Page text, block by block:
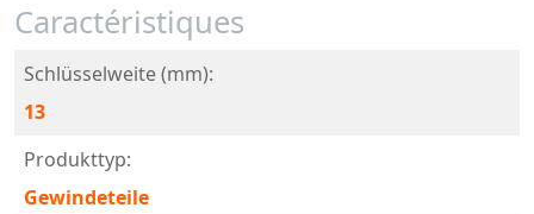
Caractéristiques
Schlüsselweite (mm):
13
Produkttyp:
Gewindeteile